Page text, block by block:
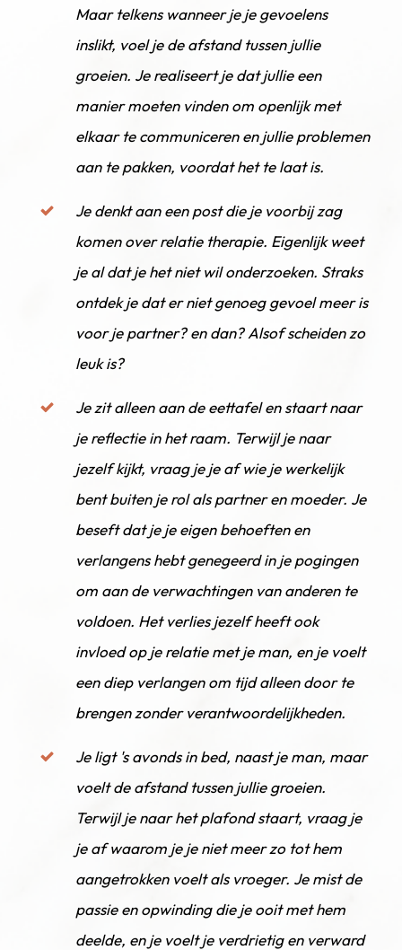
Maar telkens wanneer je je gevoelens
inslikt, voel je de afstand tussen jullie
groeien. Je realiseert je dat jullie een
manier moeten vinden om openlijk met
elkaar te communiceren en jullie problemen
aan te pakken, voordat het te laat is.
Je denkt aan een post die je voorbij zag
komen over relatie therapie. Eigenlijk weet
je al dat je het niet wil onderzoeken. Straks
ontdek je dat er niet genoeg gevoel meer is
voor je partner? en dan? Alsof scheiden zo
leuk is?
Je zit alleen aan de eettafel en staart naar
je reflectie in het raam. Terwijl je naar
jezelf kijkt, vraag je je af wie je werkelijk
bent buiten je rol als partner en moeder. Je
beseft dat je je eigen behoeften en
verlangens hebt genegeerd in je pogingen
om aan de verwachtingen van anderen te
voldoen. Het verlies jezelf heeft ook
invloed op je relatie met je man, en je voelt
een diep verlangen om tijd alleen door te
brengen zonder verantwoordelijkheden.
Je ligt 's avonds in bed, naast je man, maar
voelt de afstand tussen jullie groeien.
Terwijl je naar het plafond staart, vraag je
je af waarom je je niet meer zo tot hem
aangetrokken voelt als vroeger. Je mist de
passie en opwinding die je ooit met hem
deelde, en je voelt je verdrietig en verward